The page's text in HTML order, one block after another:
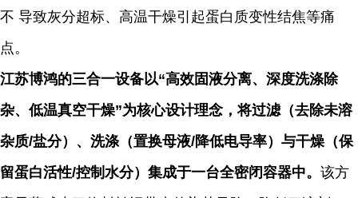
不 导致灰分超标、高温干燥引起蛋白质变性结焦等痛
点。
江苏博鸿的三合一设备以“高效固液分离、深度洗涤除
杂、低温真空干燥”为核心设计理念，将过滤（去除未溶
杂质/盐分）、洗涤（置换母液/降低电导率）与干燥（保
留蛋白活性/控制水分）集成于一台全密闭容器中。 该方